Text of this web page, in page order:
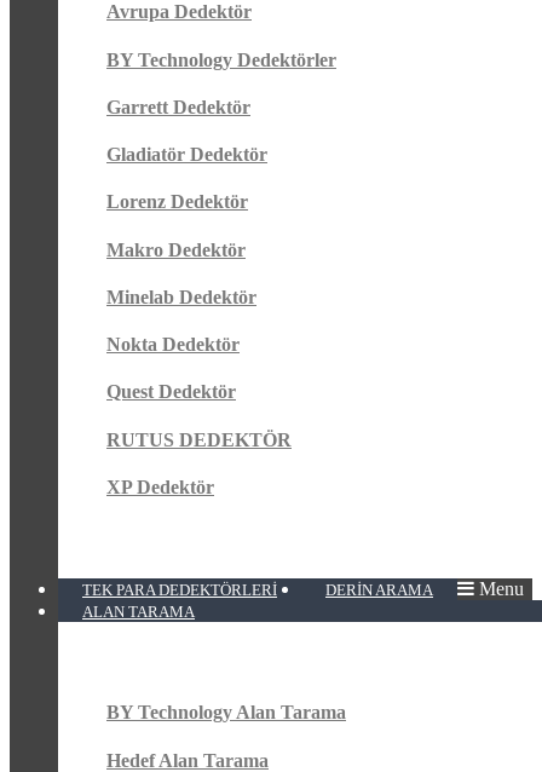
Avrupa Dedektör
BY Technology Dedektörler
Garrett Dedektör
Gladiatör Dedektör
Lorenz Dedektör
Makro Dedektör
Minelab Dedektör
Nokta Dedektör
Quest Dedektör
RUTUS DEDEKTÖR
XP Dedektör
TEK PARA DEDEKTÖRLERI
DERIN ARAMA
ALAN TARAMA
BY Technology Alan Tarama
Hedef Alan Tarama
Menu